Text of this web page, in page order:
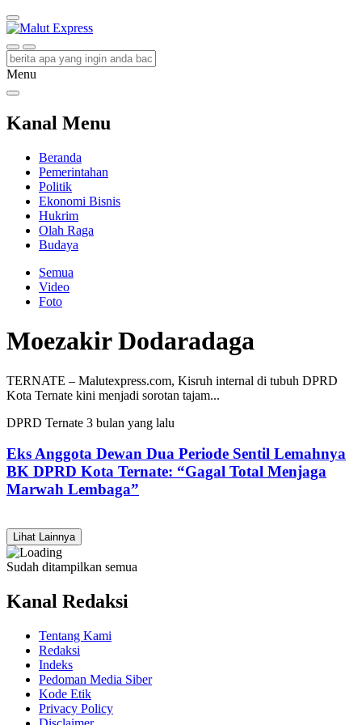
Malut Express
Berita Lebih Cepat
Menu
Kanal Menu
Beranda
Pemerintahan
Politik
Ekonomi Bisnis
Hukrim
Olah Raga
Budaya
Semua
Video
Foto
Moezakir Dodaradaga
TERNATE – Malutexpress.com, Kisruh internal di tubuh DPRD
Kota Ternate kini menjadi sorotan tajam...
DPRD Ternate 3 bulan yang lalu
Eks Anggota Dewan Dua Periode Sentil Lemahnya
BK DPRD Kota Ternate: “Gagal Total Menjaga
Marwah Lembaga”
Lihat Lainnya
Sudah ditampilkan semua
Kanal Redaksi
Tentang Kami
Redaksi
Indeks
Pedoman Media Siber
Kode Etik
Privacy Policy